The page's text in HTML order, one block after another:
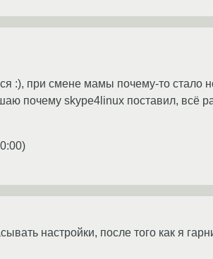
:), при смене мамы почему-то стало
почему skype4linux поставил, всё
)
настройки, после того как я